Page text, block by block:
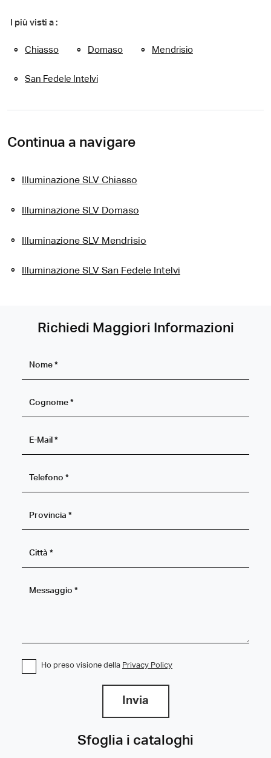
I più visti a :
Chiasso Domaso Mendrisio
San Fedele Intelvi
Continua a navigare
Illuminazione SLV Chiasso
Illuminazione SLV Domaso
Illuminazione SLV Mendrisio
Illuminazione SLV San Fedele Intelvi
Sfoglia i cataloghi
Richiedi Maggiori Informazioni
Ho preso visione della Privacy Policy
Invia